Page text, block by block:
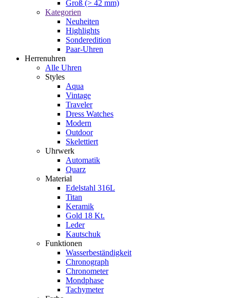
Groß (> 42 mm)
Kategorien
Neuheiten
Highlights
Sonderedition
Paar-Uhren
Herrenuhren
Alle Uhren
Styles
Aqua
Vintage
Traveler
Dress Watches
Modern
Outdoor
Skelettiert
Uhrwerk
Automatik
Quarz
Material
Edelstahl 316L
Titan
Keramik
Gold 18 Kt.
Leder
Kautschuk
Funktionen
Wasserbeständigkeit
Chronograph
Chronometer
Mondphase
Tachymeter